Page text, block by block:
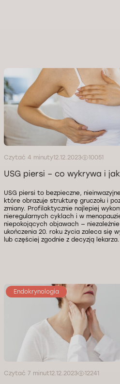
Czytać 4 minuty12.12.2023 10051
USG piersi – co wykrywa i
USG piersi to bezpieczne,
które obrazuje strukturę gruczołu i
zmiany. Profilaktycznie najlepiej
nieregularnych cyklach i w
niepokojących objawach —
ukończenia 20. roku życia zaleca się
lub częściej zgodnie z decyzją lekarza.
Endokrynologia
Czytać 7 minut12.12.2023 12241